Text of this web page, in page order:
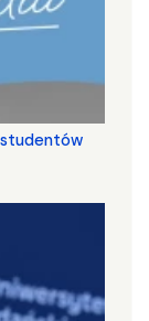
studentów